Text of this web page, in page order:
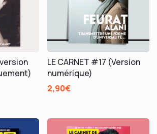
LE CARNET #17 (Version
numérique)
2,90€